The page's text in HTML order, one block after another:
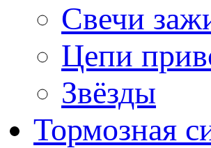
Свечи
Цепи
Звёзды
Тормозная